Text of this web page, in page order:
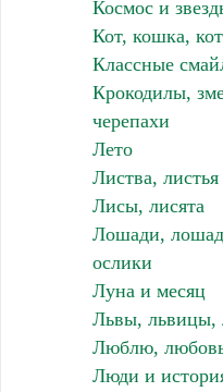
Космос и
Кот, кошка,
Классные
Крокодилы,
черепахи
Лето
Листва, листья
Лисы, лисята
Лошади,
ослики
Луна и месяц
Львы, львицы,
Люблю,
Люди и